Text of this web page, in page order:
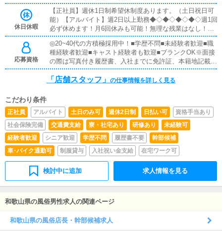
スタッフに付いて業務内容を見ながら徐々に覚えていただ
きますので、未経験の方でも安心して働けます。■PC更新
業務ヘブンネットなど、ポータルサイト等の店舗情報更新
作業を行っていただきます。キャストの出勤情報やイベン
ト、求人ブログの作成となります。基本的にはボタンを押
すだけや、ブログの更新時に簡単に文字が入力出来れば問
題ありません。PCが苦手な人でも簡単にできます。■清
掃・備品管理お客様やキャストの方に快適にお過ごしいた
だくため、店内の清掃や備品の管理・補充を行っていただ
きます。
休日休暇
【正社員】週休1日制希望休制度あります。（土日祝日可
能）【アルバイト】週2日以上勤務◆◇◆◇◆◇◆◇週1回
必ず休めます！月6回休みも可能！無理な残業はなし！通
し勤務はほぼありません！希望休制度あります。（土日祝
可能）◆◇◆◇◆◇◆◇
応募資格
◎20~40代の方積極採用中！■学歴不問■未経験者歓迎■職
種経験者歓迎■キャスト経験者も歓迎■ブランクOK※面接
の際は写真付き履歴書、入社までに免許証、本籍地記載の
住民票の2点又はパスポート１点が必要になります。
「店舗スタッフ」 の仕事情報を詳しく見る
こだわり条件
正社員 アルバイト 土日のみ可 週休2日制 日払い可
資格手当あり
社会保険完備
交通費支給 寮・社宅あり 研修あり
未経験可
経験者歓迎
シニア歓迎 学歴不問 履歴書不要
幹部候補
車･バイク通勤可
制服貸与 入社祝い金支給 在宅ワーク可
検討中に追加 求人情報を見る
和歌山県の風俗男性求人の関連ページ
和歌山県の風俗店長・幹部候補求人